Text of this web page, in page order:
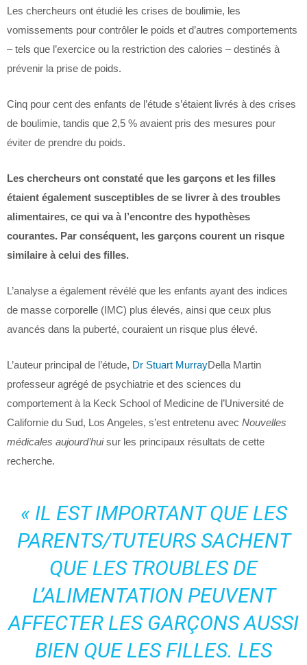
Les chercheurs ont étudié les crises de boulimie, les
vomissements pour contrôler le poids et d’autres comportements
– tels que l’exercice ou la restriction des calories – destinés à
prévenir la prise de poids.
Cinq pour cent des enfants de l’étude s’étaient livrés à des crises
de boulimie, tandis que 2,5 % avaient pris des mesures pour
éviter de prendre du poids.
Les chercheurs ont constaté que les garçons et les filles
étaient également susceptibles de se livrer à des troubles
alimentaires, ce qui va à l’encontre des hypothèses
courantes. Par conséquent, les garçons courent un risque
similaire à celui des filles.
L’analyse a également révélé que les enfants ayant des indices
de masse corporelle (IMC) plus élevés, ainsi que ceux plus
avancés dans la puberté, couraient un risque plus élevé.
L’auteur principal de l’étude, Dr Stuart MurrayDella Martin
professeur agrégé de psychiatrie et des sciences du
comportement à la Keck School of Medicine de l’Université de
Californie du Sud, Los Angeles, s’est entretenu avec Nouvelles
médicales aujourd’huisur les principaux résultats de cette
recherche.
« IL EST IMPORTANT QUE LES
PARENTS/TUTEURS SACHENT
QUE LES TROUBLES DE
L’ALIMENTATION PEUVENT
AFFECTER LES GARÇONS AUSSI
BIEN QUE LES FILLES. LES